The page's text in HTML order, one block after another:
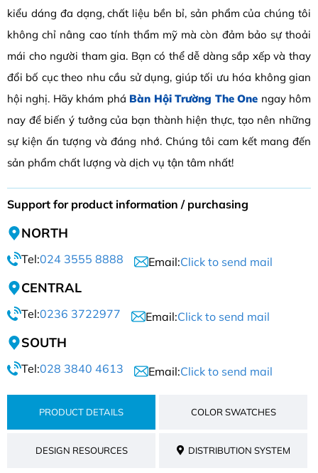
kiểu dáng đa dạng, chất liệu bền bỉ, sản phẩm của chúng tôi
không chỉ nâng cao tính thẩm mỹ mà còn đảm bảo sự thoải
mái cho người tham gia. Bạn có thể dễ dàng sắp xếp và thay
đổi bố cục theo nhu cầu sử dụng, giúp tối ưu hóa không gian
hội nghị. Hãy khám phá Bàn Hội Trường The One ngay hôm
nay để biến ý tưởng của bạn thành hiện thực, tạo nên những
sự kiện ấn tượng và đáng nhớ. Chúng tôi cam kết mang đến
sản phẩm chất lượng và dịch vụ tận tâm nhất!
Support for product information / purchasing
NORTH
Tel:024 3555 8888 Email:Click to send mail
CENTRAL
Tel:0236 3722977 Email:Click to send mail
SOUTH
Tel:028 3840 4613 Email:Click to send mail
PRODUCT DETAILS COLOR SWATCHES
DESIGN RESOURCES DISTRIBUTION SYSTEM